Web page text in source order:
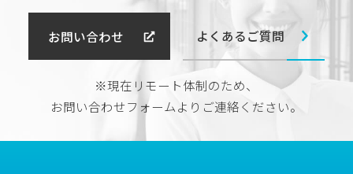
お問い合わせ よくあるご質問
※現在リモート体制のため、
お問い合わせフォームよりご連絡ください。